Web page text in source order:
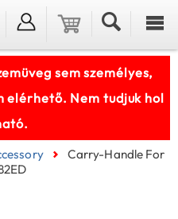
sem személyes,
elérhető. Nem tudjuk hol
Carry-Handle For